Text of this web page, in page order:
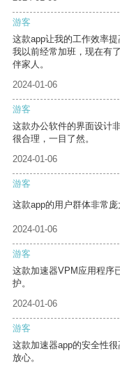
游客
这款app让我的工作效率
我以前经常加班，现在有
伴家人。
2024-01-06
游客
这款办公软件的界面设计
很合理，一目了然。
2024-01-06
游客
这款app的用户群体非常
2024-01-06
游客
这款加速器VPM应用程序
护。
2024-01-06
游客
这款加速器app的安全性
放心。